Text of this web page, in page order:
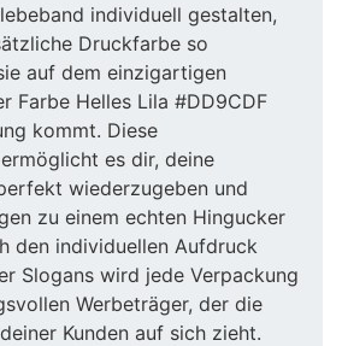
individuell gestalten,
Druckfarbe so
auf dem einzigartigen
Farbe Helles Lila #DD9CDF
kommt. Diese
es dir, deine
wiederzugeben und
zu einem echten Hingucker
den individuellen Aufdruck
Slogans wird jede Verpackung
Werbeträger, der die
Kunden auf sich zieht.